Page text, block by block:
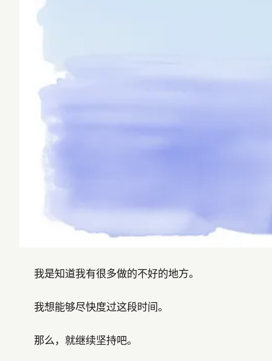
我是知道我有很多做的不好的地方。
我想能够尽快度过这段时间。
那么，就继续坚持吧。